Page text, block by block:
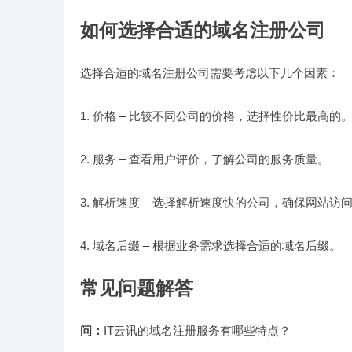
如何选择合适的域名注册公司
选择合适的域名注册公司需要考虑以下几个因素：
1. 价格 – 比较不同公司的价格，选择性价比最高的。
2. 服务 – 查看用户评价，了解公司的服务质量。
3. 解析速度 – 选择解析速度快的公司，确保网站访问
4. 域名后缀 – 根据业务需求选择合适的域名后缀。
常见问题解答
问： IT云讯的域名注册服务有哪些特点？